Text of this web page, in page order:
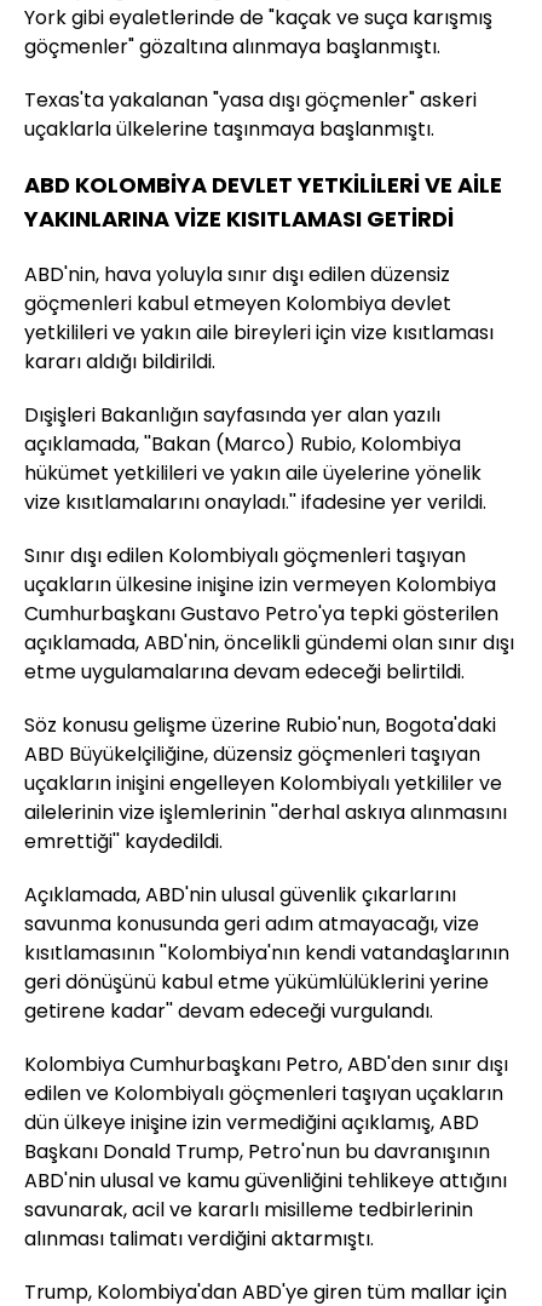
York gibi eyaletlerinde de "kaçak ve suça karışmış
göçmenler" gözaltına alınmaya başlanmıştı.
Texas'ta yakalanan "yasa dışı göçmenler" askeri
uçaklarla ülkelerine taşınmaya başlanmıştı.
ABD KOLOMBİYA DEVLET YETKİLİLERİ VE AİLE
YAKINLARINA VİZE KISITLAMASI GETİRDİ
ABD'nin, hava yoluyla sınır dışı edilen düzensiz
göçmenleri kabul etmeyen Kolombiya devlet
yetkilileri ve yakın aile bireyleri için vize kısıtlaması
kararı aldığı bildirildi.
Dışişleri Bakanlığın sayfasında yer alan yazılı
açıklamada, ''Bakan (Marco) Rubio, Kolombiya
hükümet yetkilileri ve yakın aile üyelerine yönelik
vize kısıtlamalarını onayladı.'' ifadesine yer verildi.
Sınır dışı edilen Kolombiyalı göçmenleri taşıyan
uçakların ülkesine inişine izin vermeyen Kolombiya
Cumhurbaşkanı Gustavo Petro'ya tepki gösterilen
açıklamada, ABD'nin, öncelikli gündemi olan sınır dışı
etme uygulamalarına devam edeceği belirtildi.
Söz konusu gelişme üzerine Rubio'nun, Bogota'daki
ABD Büyükelçiliğine, düzensiz göçmenleri taşıyan
uçakların inişini engelleyen Kolombiyalı yetkililer ve
ailelerinin vize işlemlerinin ''derhal askıya alınmasını
emrettiği'' kaydedildi.
Açıklamada, ABD'nin ulusal güvenlik çıkarlarını
savunma konusunda geri adım atmayacağı, vize
kısıtlamasının ''Kolombiya'nın kendi vatandaşlarının
geri dönüşünü kabul etme yükümlülüklerini yerine
getirene kadar'' devam edeceği vurgulandı.
Kolombiya Cumhurbaşkanı Petro, ABD'den sınır dışı
edilen ve Kolombiyalı göçmenleri taşıyan uçakların
dün ülkeye inişine izin vermediğini açıklamış, ABD
Başkanı Donald Trump, Petro'nun bu davranışının
ABD'nin ulusal ve kamu güvenliğini tehlikeye attığını
savunarak, acil ve kararlı misilleme tedbirlerinin
alınması talimatı verdiğini aktarmıştı.
Trump, Kolombiya'dan ABD'ye giren tüm mallar için